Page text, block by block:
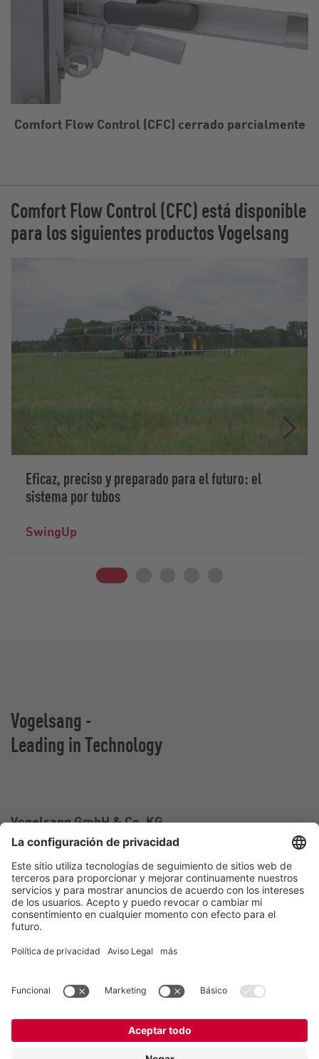
Comfort Flow Control (CFC) cerrado parcialmente
Comfort Flow Control (CFC) está disponible
para los siguientes productos Vogelsang
Eficaz, preciso y preparado para el futuro: el
sistema por tubos
SwingUp
Vogelsang -
Leading in Technology
Vogelsang GmbH & Co. KG
Holthoege 10-14
49632 Essen (Oldenburg)
Alemania
Contacto
germany@vogelsang.info